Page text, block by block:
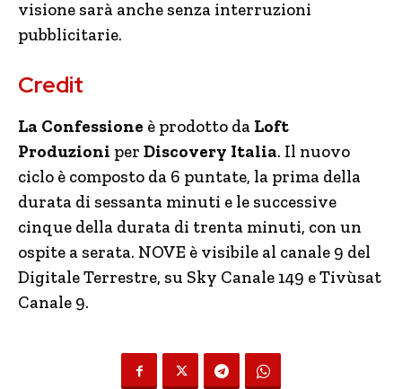
visione sarà anche senza interruzioni
pubblicitarie.
Credit
La Confessione è prodotto da Loft
Produzioni per Discovery Italia. Il nuovo
ciclo è composto da 6 puntate, la prima della
durata di sessanta minuti e le successive
cinque della durata di trenta minuti, con un
ospite a serata. NOVE è visibile al canale 9 del
Digitale Terrestre, su Sky Canale 149 e Tivùsat
Canale 9.